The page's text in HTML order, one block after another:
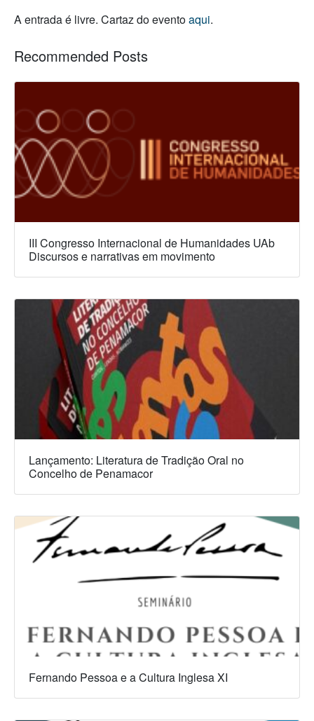
A entrada é livre. Cartaz do eventoaqui.
Recommended Posts
III Congresso Internacional de Humanidades UAb
Discursos e narrativas em movimento
Lançamento: Literatura de Tradição Oral no
Concelho de Penamacor
Fernando Pessoa e a Cultura Inglesa XI